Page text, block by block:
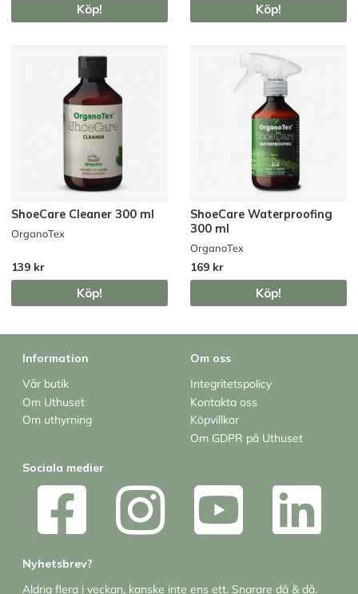
Köp! Köp!
ShoeCare Cleaner 300 ml
OrganoTex
139 kr
Köp!
ShoeCare Waterproofing
300 ml
OrganoTex
169 kr
Köp!
Information
Vår butik
Om Uthuset
Om uthyrning
Om oss
Integritetspolicy
Kontakta oss
Köpvillkor
Om GDPR på Uthuset
Sociala medier
Nyhetsbrev?
Aldrig flera i veckan, kanske inte ens ett. Snarare då & då.